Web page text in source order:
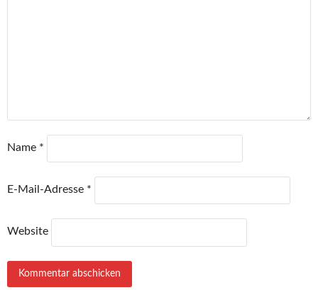
Name *
E-Mail-Adresse *
Website